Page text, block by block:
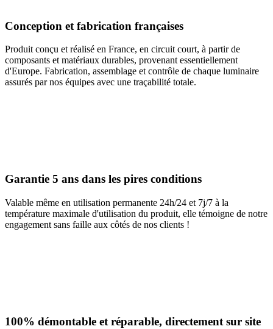
Conception et fabrication françaises
Produit conçu et réalisé en France, en circuit court, à partir de
composants et matériaux durables, provenant essentiellement
d'Europe. Fabrication, assemblage et contrôle de chaque luminaire
assurés par nos équipes avec une traçabilité totale.
Garantie 5 ans dans les pires conditions
Valable même en utilisation permanente 24h/24 et 7j/7 à la
température maximale d'utilisation du produit, elle témoigne de notre
engagement sans faille aux côtés de nos clients !
100% démontable et réparable, directement sur site